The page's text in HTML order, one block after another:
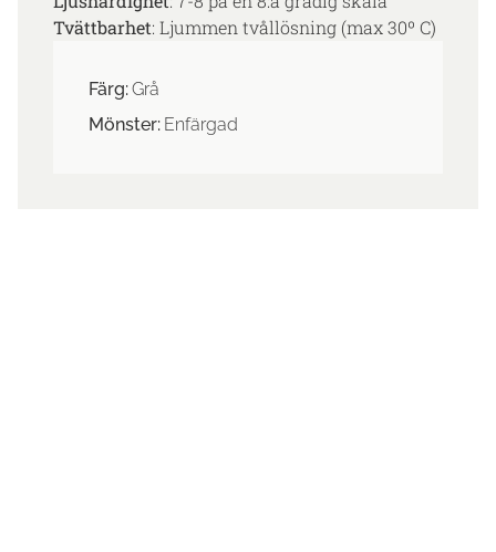
Tvättbarhet: Ljummen tvållösning (max 30º C)
Färg:Grå
Mönster: Enfärgad